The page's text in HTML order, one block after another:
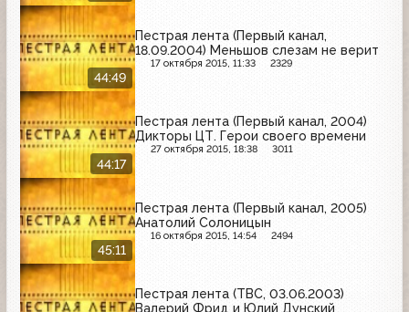
44:49
Пестрая лента (Первый канал,
18.09.2004) Меньшов слезам не верит
17 октября 2015, 11:33 2329
44:17
Пестрая лента (Первый канал, 2004)
Дикторы ЦТ. Герои своего времени
27 октября 2015, 18:38 3011
45:11
Пестрая лента (Первый канал, 2005)
Анатолий Солоницын
16 октября 2015, 14:54 2494
Пестрая лента (ТВС, 03.06.2003)
Валерий Фрид и Юлий Дунский